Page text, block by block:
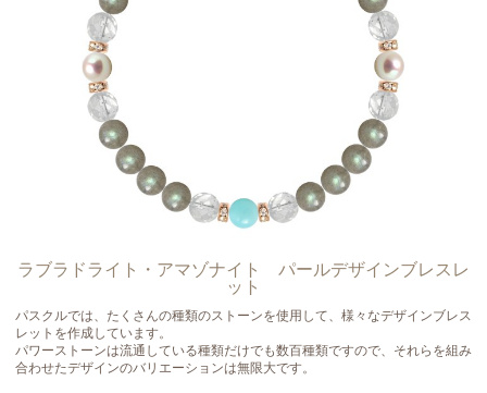
ラブラドライト・アマゾナイト パールデザインブレスレ
ット
パスクルでは、たくさんの種類のストーンを使用して、様々なデザインブレス
レットを作成しています。
パワーストーンは流通している種類だけでも数百種類ですので、それらを組み
合わせたデザインのバリエーションは無限大です。